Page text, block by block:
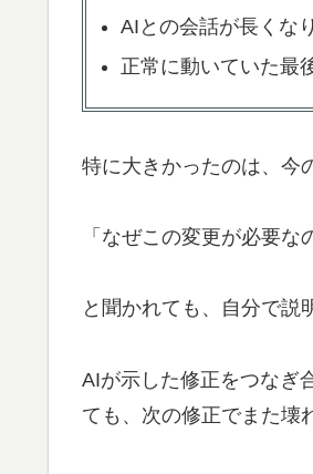
AIとの会話が長くな
正常に動いていた最
特に大きかったのは、今
「なぜこの変更が必要な
と聞かれても、自分で説
AIが示した修正をつなぎ
ても、次の修正でまた壊